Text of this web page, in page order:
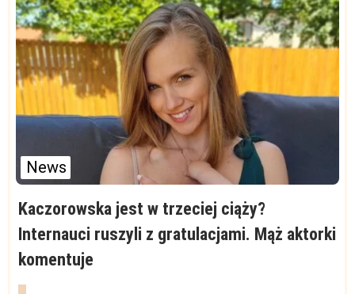
News
Kaczorowska jest w trzeciej ciąży?
Internauci ruszyli z gratulacjami. Mąż aktorki
komentuje